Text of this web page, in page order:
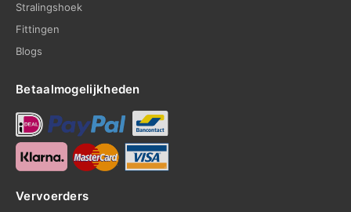
Stralingshoek
Fittingen
Blogs
Betaalmogelijkheden
Vervoerders